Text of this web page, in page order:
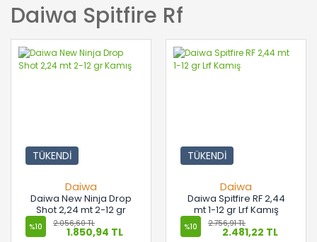
Daiwa Spitfire Rf
TÜKENDİ
Daiwa
Daiwa New Ninja Drop
Shot 2,24 mt 2-12 gr
Kamış
%10 2.056,60 TL
1.850,94 TL
TÜKENDİ
Daiwa
Daiwa Spitfire RF 2,44
mt 1-12 gr Lrf Kamış
%10 2.756,91 TL
2.481,22 TL